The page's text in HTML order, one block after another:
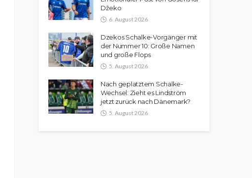
Džeko
6. August 2026
Dzekos Schalke-Vorgänger mit
der Nummer 10: Große Namen
und große Flops
5. August 2026
Nach geplatztem Schalke-
Wechsel: Zieht es Lindström
jetzt zurück nach Dänemark?
5. August 2026